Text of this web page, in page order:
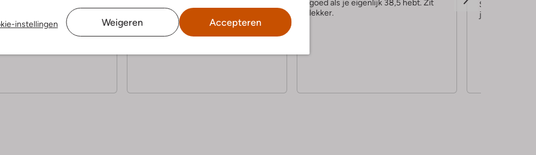
instellingen Weigeren Accepteren
r
e
n
tegenwoordig ziet. De hak en zool
zijn van rubber, waardoor je goede
grip hebt ondanks de hak. Zitten en
r
n
goed als je eigenlijk 38,5 hebt. Zit
lekker.
r
r
Supergaaf
je zo op